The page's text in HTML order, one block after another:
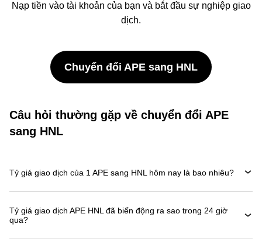
Nạp tiền vào tài khoản của bạn và bắt đầu sự nghiệp giao
dịch.
Chuyển đổi APE sang HNL
Câu hỏi thường gặp về chuyển đổi APE
sang HNL
Tỷ giá giao dịch của 1 APE sang HNL hôm nay là bao nhiêu?
Tỷ giá giao dịch APE HNL đã biến động ra sao trong 24 giờ
qua?